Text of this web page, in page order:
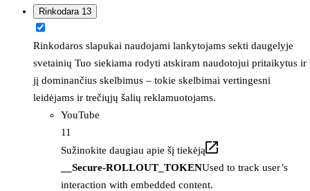
Rinkodara 13
Rinkodaros slapukai naudojami lankytojams sekti daugelyje
svetainių Tuo siekiama rodyti atskiram naudotojui pritaikytus ir
jį dominančius skelbimus – tokie skelbimai vertingesni
leidėjams ir trečiųjų šalių reklamuotojams.
YouTube
11
Sužinokite daugiau apie šį tiekėją
__Secure-ROLLOUT_TOKENUsed to track user’s
interaction with embedded content.